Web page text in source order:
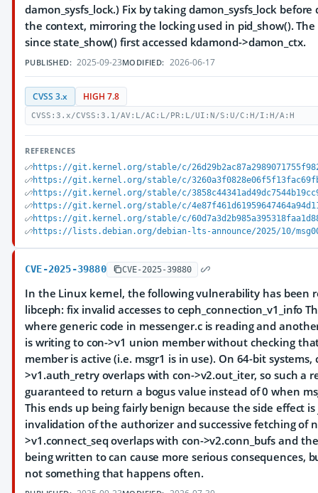
damon_sysfs_lock.) Fix by taking damon_sysfs_lock
the context, mirroring the locking used in pid_show().
since state_show() first accessed kdamond->damon_ctx.
PUBLISHED: 2025-09-23MODIFIED: 2026-06-17
CVSS 3.x HIGH 7.8
CVSS:3.x/CVSS:3.1/AV:L/AC:L/PR:L/UI:N/S:U/C:H/I:H/A:H
REFERENCES
https://git.kernel.org/stable/c/
https://git.kernel.org/stable/c/
https://git.kernel.org/stable/c/
https://git.kernel.org/stable/c/
https://git.kernel.org/stable/c/
https://lists.debian.org/debian-lts-announce/2025/10/
CVE-2025-39880 CVE-2025-39880
In the Linux kernel, the following vulnerability has been
libceph: fix invalid accesses to ceph_connection_v1_info
where generic code in messenger.c is reading and
is writing to con->v1 union member without checking
member is active (i.e. msgr1 is in use). On 64-bit systems,
>v1.auth_retry overlaps with con->v2.out_iter, so such a
guaranteed to return a bogus value instead of 0 when
This ends up being fairly benign because the side effect
invalidation of the authorizer and successive fetching of
>v1.connect_seq overlaps with con->v2.conn_bufs and
being written to can cause more serious consequences,
not something that happens often.